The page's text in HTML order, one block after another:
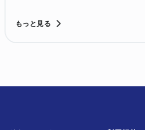
もっと見る